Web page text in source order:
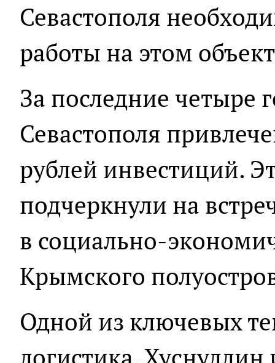
Севастополя
работы на этом
За последние четыре
Севастополя
рублей инвестиций.
подчеркнули на
в социально-
Крымского
Одной из ключевых